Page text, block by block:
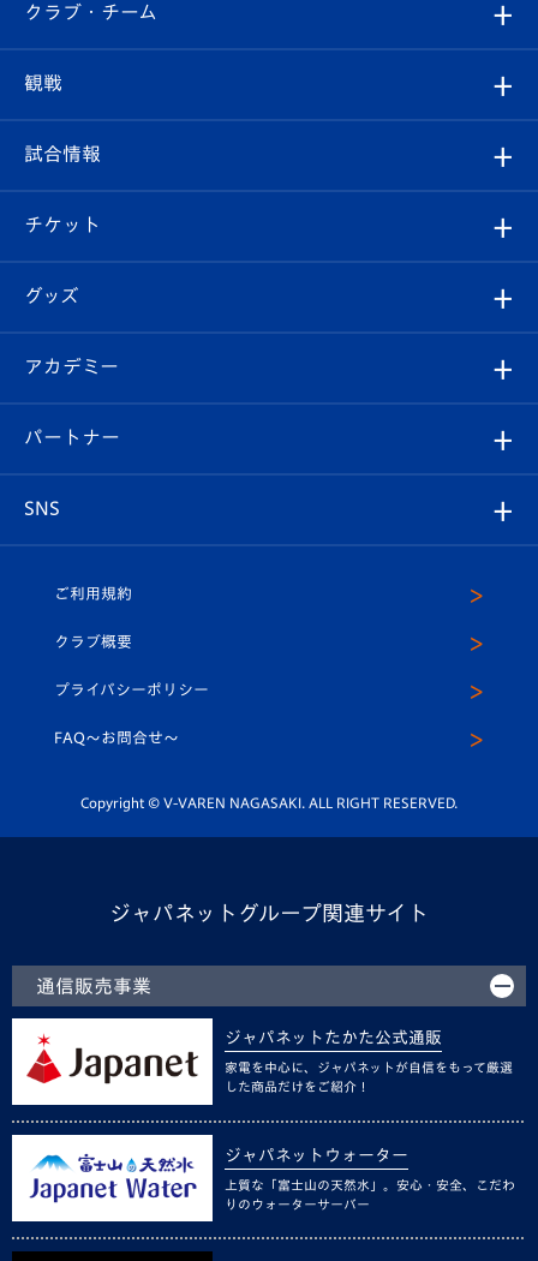
すべて
クラブ
試合情報
チケット
イベント
メディア
ホームタウン
クラブ・チーム
クラブ概要
エンブレム紹介
スタッフプロフィール
マスコット紹介
平和祈念活動
ホームタウン活動
観戦
観戦ルール
はじめての観戦ガイド
Revive Team
ヴィヴィくんの長崎おもてなしガイド
試合情報
試合日程/結果
フォトギャラリー
スタジアムグルメ
チケット
チケット
V-LOVERS（ファンクラブ）
プレイヤーズスイート
グッズ
オンラインショップ
店舗情報
アカデミー
育成からのお知らせ
U-18
スクール
パートナー
SNS
ヴィヴィくんインスタグラム
公式LINE＠
ご利用規約
クラブ概要
プライバシーポリシー
FAQ〜お問合せ〜
Copyright © V-VAREN NAGASAKI. ALL RIGHT RESERVED.
ジャパネットグループ関連サイト
通信販売事業
ジャパネットたかた公式通販
家電を中心に、ジャパネットが自信をもって厳選
した商品だけをご紹介！
ジャパネットウォーター
上質な「富士山の天然水」。安心・安全、こだわ
りのウォーターサーバー